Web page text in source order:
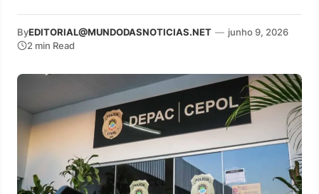
ByEDITORIAL@MUNDODASNOTICIAS.NET — junho 9, 2026
2 min Read